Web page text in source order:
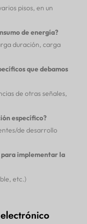
pisos, en un
de energía?
duración, carga
que debamos
de otras señales,
específico?
de desarrollo
implementar la
etc.)